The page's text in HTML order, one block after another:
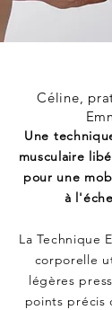
Céline,
Une
musculaire
pour une
à
La Technique
corporelle
légères
points précis